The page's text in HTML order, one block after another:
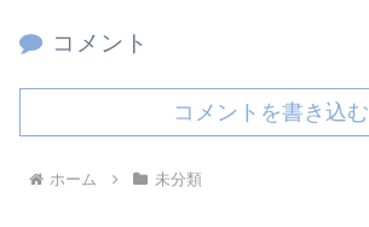
コメント
コメントを書き込む
ホーム 未分類